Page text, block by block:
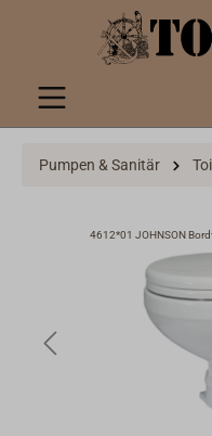
springen
Pumpen & Sanitär
4612*01 JOHNSON